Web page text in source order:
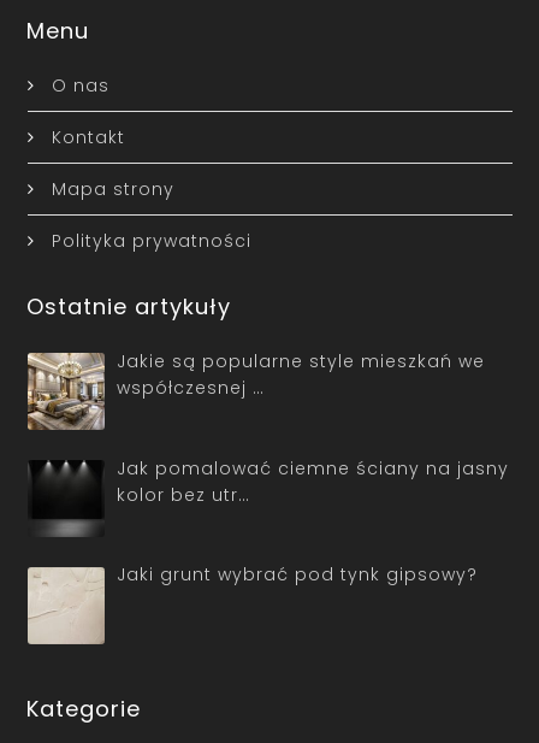
Menu
O nas
Kontakt
Mapa strony
Polityka prywatności
Ostatnie artykuły
Jakie są popularne style mieszkań we
współczesnej …
Jak pomalować ciemne ściany na jasny
kolor bez utr…
Jaki grunt wybrać pod tynk gipsowy?
Kategorie